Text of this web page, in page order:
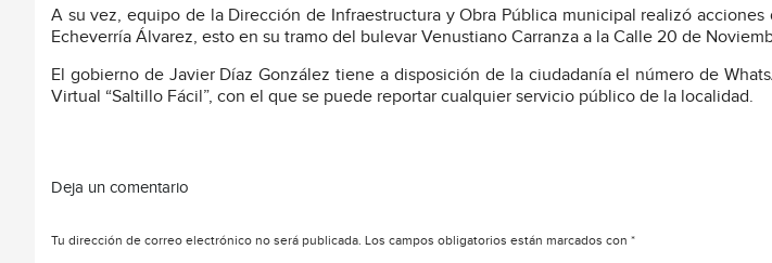
A su vez, equipo de la Dirección de Infraestructura y Obra Pública municipal realizó
Echeverría Álvarez, esto en su tramo del bulevar Venustiano Carranza a la Calle 20 de
El gobierno de Javier Díaz González tiene a disposición de la ciudadanía el número de
Virtual “Saltillo Fácil”, con el que se puede reportar cualquier servicio público de la localidad.
Deja un comentario
Tu dirección de correo electrónico no será publicada. Los campos obligatorios están marcados con *